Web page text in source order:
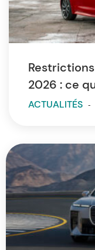
2026 : ce
ACTUALITÉS -